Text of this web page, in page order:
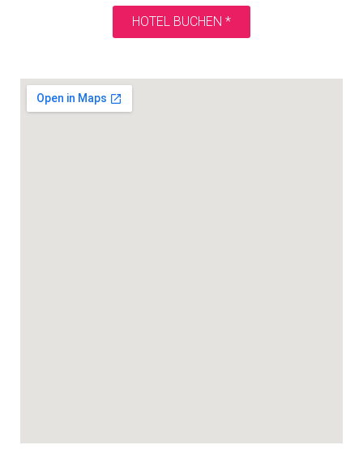
HOTEL BUCHEN *